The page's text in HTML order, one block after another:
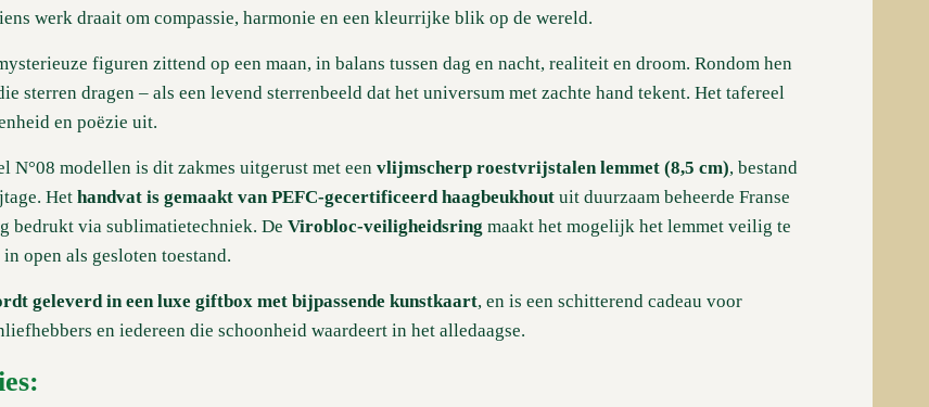
werk draait om compassie, harmonie en een kleurrijke blik op de wereld.
figuren zittend op een maan, in balans tussen dag en nacht, realiteit en droom. Rondom hen
sterren dragen – als een levend sterrenbeeld dat het universum met zachte hand tekent. Het tafereel
en poëzie uit.
N°08 modellen is dit zakmes uitgerust met eenvlijmscherp roestvrijstalen lemmet (8,5 cm), bestand
Hethandvat is gemaakt van PEFC-gecertificeerd haagbeukhout uit duurzaam beheerde Franse
bedrukt via sublimatietechniek. DeVirobloc-veiligheidsring maakt het mogelijk het lemmet veilig te
open als gesloten toestand.
geleverd in een luxe giftbox met bijpassende kunstkaart, en is een schitterend cadeau voor
en iedereen die schoonheid waardeert in het alledaagse.